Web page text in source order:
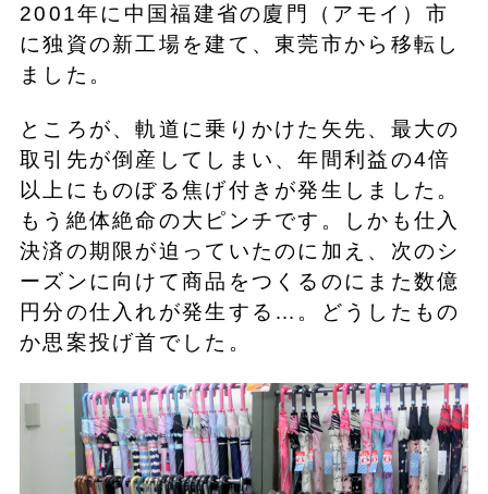
2001年に中国福建省の廈門（アモイ）市
に独資の新工場を建て、東莞市から移転し
ました。
ところが、軌道に乗りかけた矢先、最大の
取引先が倒産してしまい、年間利益の4倍
以上にものぼる焦げ付きが発生しました。
もう絶体絶命の大ピンチです。しかも仕入
決済の期限が迫っていたのに加え、次のシ
ーズンに向けて商品をつくるのにまた数億
円分の仕入れが発生する…。どうしたもの
か思案投げ首でした。